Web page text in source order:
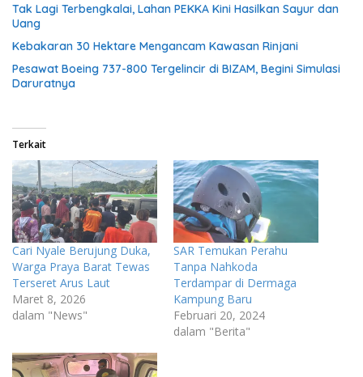
Tak Lagi Terbengkalai, Lahan PEKKA Kini Hasilkan Sayur dan
Uang
Kebakaran 30 Hektare Mengancam Kawasan Rinjani
Pesawat Boeing 737-800 Tergelincir di BIZAM, Begini Simulasi
Daruratnya
Terkait
Cari Nyale Berujung Duka,
Warga Praya Barat Tewas
Terseret Arus Laut
Maret 8, 2026
dalam "News"
SAR Temukan Perahu
Tanpa Nahkoda
Terdampar di Dermaga
Kampung Baru
Februari 20, 2024
dalam "Berita"